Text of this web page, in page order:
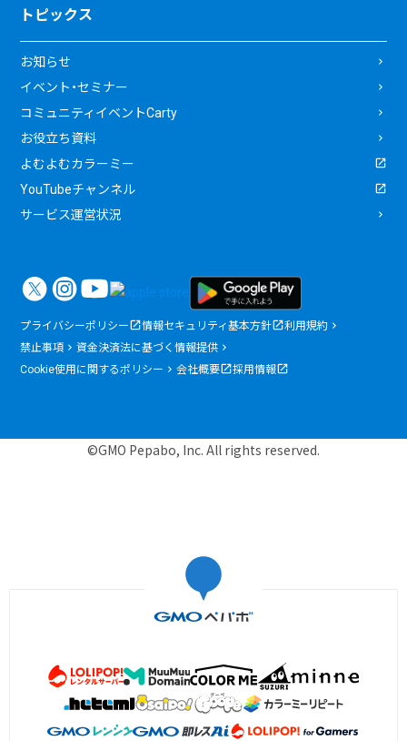
トピックス
お知らせ
イベント・セミナー
コミュニティイベントCarty
お役立ち資料
よむよむカラーミー
YouTubeチャンネル
サービス運営状況
プライバシーポリシー 情報セキュリティ基本方針
利用規約
禁止事項
資金決済法に基づく情報提供
Cookie使用に関するポリシー
会社概要 採用情報
©GMO Pepabo, Inc. All rights reserved.